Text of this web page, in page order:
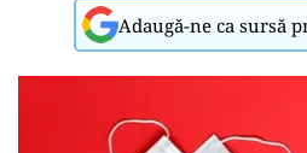
Adaugă-ne ca sursă